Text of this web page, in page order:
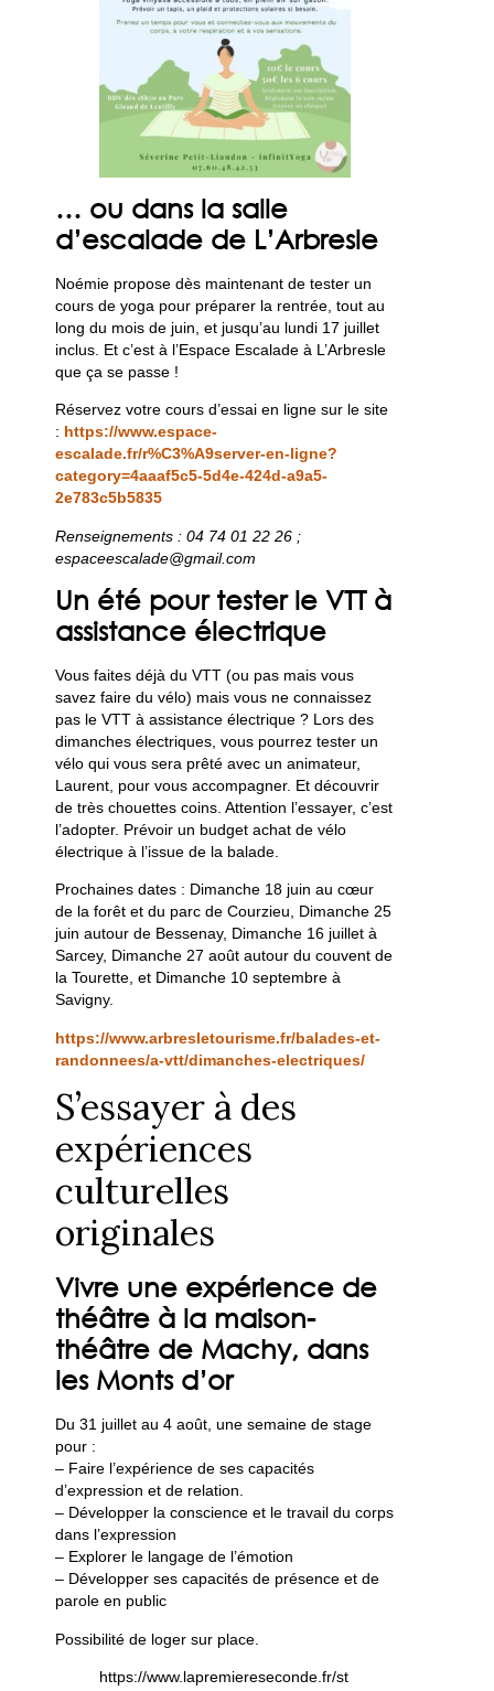
… ou dans la salle
d’escalade de L’Arbresle
Noémie propose dès maintenant de tester un
cours de yoga pour préparer la rentrée, tout au
long du mois de juin, et jusqu’au lundi 17 juillet
inclus. Et c’est à l’Espace Escalade à L’Arbresle
que ça se passe !
Réservez votre cours d’essai en ligne sur le site
: https://www.espace-
escalade.fr/r%C3%A9server-en-ligne?
category=4aaaf5c5-5d4e-424d-a9a5-
2e783c5b5835
Renseignements : 04 74 01 22 26 ;
espaceescalade@gmail.com
Un été pour tester le VTT à
assistance électrique
Vous faites déjà du VTT (ou pas mais vous
savez faire du vélo) mais vous ne connaissez
pas le VTT à assistance électrique ? Lors des
dimanches électriques, vous pourrez tester un
vélo qui vous sera prêté avec un animateur,
Laurent, pour vous accompagner. Et découvrir
de très chouettes coins. Attention l’essayer, c’est
l’adopter. Prévoir un budget achat de vélo
électrique à l’issue de la balade.
Prochaines dates : Dimanche 18 juin au cœur
de la forêt et du parc de Courzieu, Dimanche 25
juin autour de Bessenay, Dimanche 16 juillet à
Sarcey, Dimanche 27 août autour du couvent de
la Tourette, et Dimanche 10 septembre à
Savigny.
https://www.arbresletourisme.fr/balades-et-
randonnees/a-vtt/dimanches-electriques/
S’essayer à des
expériences
culturelles
originales
Vivre une expérience de
théâtre à la maison-
théâtre de Machy, dans
les Monts d’or
Du 31 juillet au 4 août, une semaine de stage
pour :
– Faire l’expérience de ses capacités
d’expression et de relation.
– Développer la conscience et le travail du corps
dans l’expression
– Explorer le langage de l’émotion
– Développer ses capacités de présence et de
parole en public
Possibilité de loger sur place.
https://www.lapremiereseconde.fr/st